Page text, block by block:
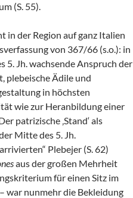
(S. 55).
in der Region auf ganz Italien
von 367/66 (s.o.): in
5. Jh. wachsende Anspruch der
plebeische Ädile und
in höchsten
wie zur Heranbildung einer
patrizische ‚Stand‘ als
Mitte des 5. Jh.
Plebejer (S. 62)
aus der großen Mehrheit
für einen Sitz im
war nunmehr die Bekleidung